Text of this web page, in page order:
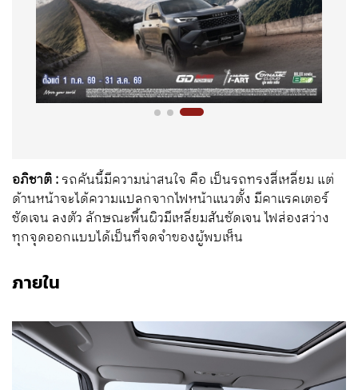
อภิชาติ :รถคันนี้มีความน่าสนใจ คือ เป็นรถทรงสี่เหลี่ยม แต่
ด้านหน้าจะได้ความแปลกจากไฟหน้าแนวตั้ง มีคาแรคเตอร์
ชัดเจน ลงตัว ลักษณะพื้นผิวมีเหลี่ยมสันชัดเจน ไฟส่องสว่าง
ทุกจุดออกแบบได้เป็นที่จดจำของผู้พบเห็น
ภายใน